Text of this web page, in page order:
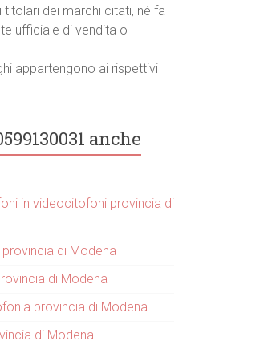
dei marchi citati, né fa
ufficiale di vendita o
appartengono ai rispettivi
anche
in videocitofoni provincia di
di Modena
di Modena
provincia di Modena
di Modena